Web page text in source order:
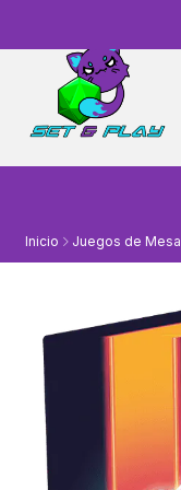
Inicio Juegos de Mesa